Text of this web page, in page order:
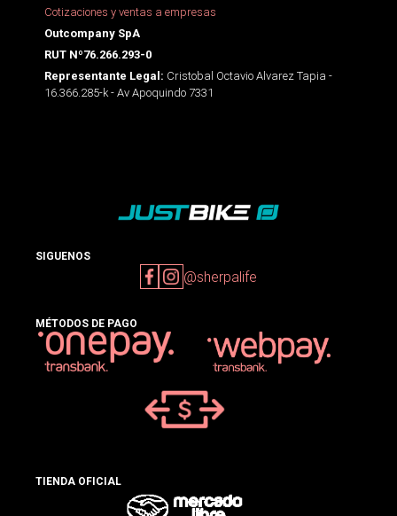
Cotizaciones y ventas a empresas
Outcompany SpA
RUT Nº76.266.293-0
Representante Legal: Cristobal Octavio Alvarez Tapia -
16.366.285-k - Av Apoquindo 7331
SIGUENOS
@sherpalife
MÉTODOS DE PAGO
TIENDA OFICIAL